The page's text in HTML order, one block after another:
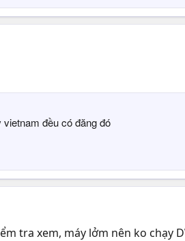
đều có đăng đó
tra xem, máy lởm nên ko chạy